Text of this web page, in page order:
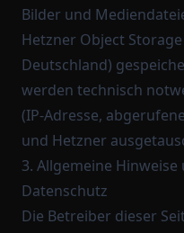
Bilder und
Hetzner Object
Deutschland)
werden technisch
(IP-Adresse,
und Hetzner
3. Allgemeine
Datenschutz
Die Betreiber dieser